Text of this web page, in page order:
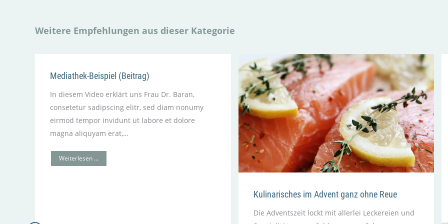
Weitere Empfehlungen aus dieser Kategorie
Mediathek-Beispiel (Beitrag)
In diesem Video erklärt uns Frau Dr. Baran,
consetetur sadipscing elitr, sed diam nonumy
eirmod tempor invidunt ut labore et dolore
magna aliquyam erat,…
Weiterlesen …
Kulinarisches im Advent ganz ohne Reue
Die Adventszeit lockt mit allerlei Leckereien und